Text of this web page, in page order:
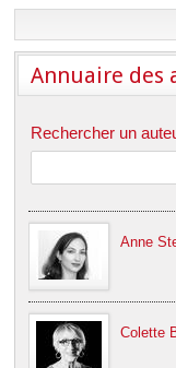
Annuaire des
Rechercher un
Anne
Colette